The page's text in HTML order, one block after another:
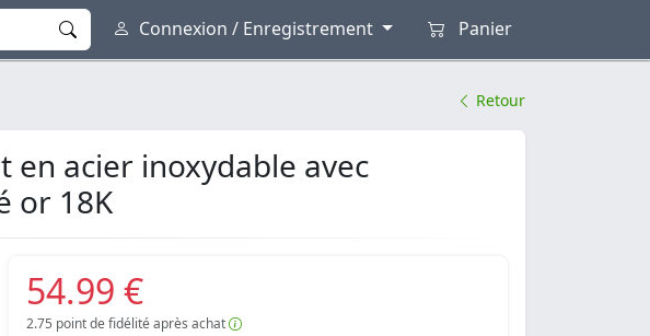
Connexion / Enregistrement Panier
Retour
en acier inoxydable avec
or 18K
54.99 €
2.75 point de fidélité après achat